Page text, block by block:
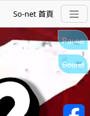
So-net 首頁
Pause
Sound